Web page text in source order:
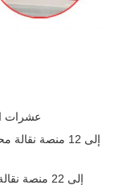
عشرات